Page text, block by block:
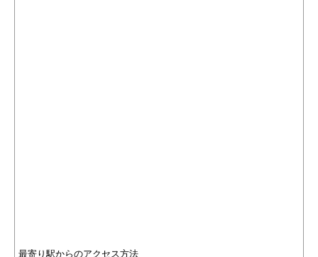
最寄り駅からのアクセス方法